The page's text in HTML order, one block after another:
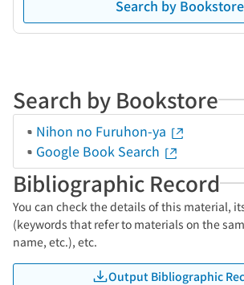
Search by Bookstore
Search by Bookstore
Nihon no Furuhon-ya
Google Book Search
Bibliographic Record
You can check the details of this material,
(keywords that refer to materials on the
name, etc.), etc.
Output Bibliographic